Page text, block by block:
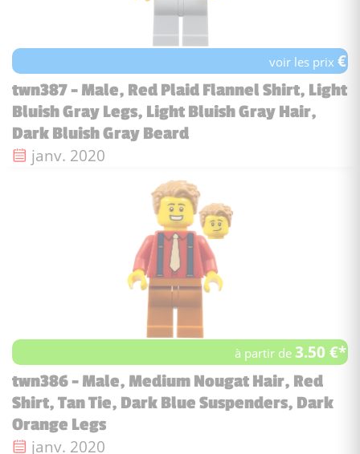
voir les prix€
twn387 - Male, Red Plaid Flannel Shirt, Light
Bluish Gray Legs, Light Bluish Gray Hair,
Dark Bluish Gray Beard
Date de sortie :
janv. 2020
à partir de3.50 €*
twn386 - Male, Medium Nougat Hair, Red
Shirt, Tan Tie, Dark Blue Suspenders, Dark
Orange Legs
Date de sortie :
janv. 2020